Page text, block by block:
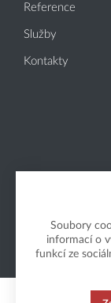
Reference
Služby
Kontakty
Soubory
informací o
funkcí ze